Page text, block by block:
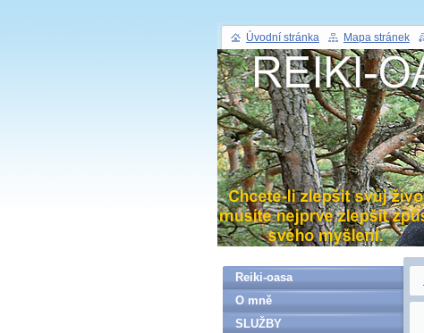
Reiki-oasa
O mně
SLUŽBY
Úvodní stránka Mapa stránek